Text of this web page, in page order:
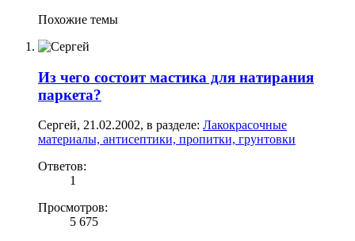
Похожие темы
Из чего состоит мастика для натирания
паркета?
Сергей, 21.02.2002, в разделе: Лакокрасочные
материалы, антисептики, пропитки, грунтовки
Ответов:
1
Просмотров:
5 675